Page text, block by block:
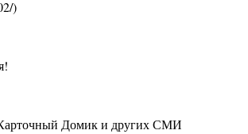
)
Домик и других СМИ